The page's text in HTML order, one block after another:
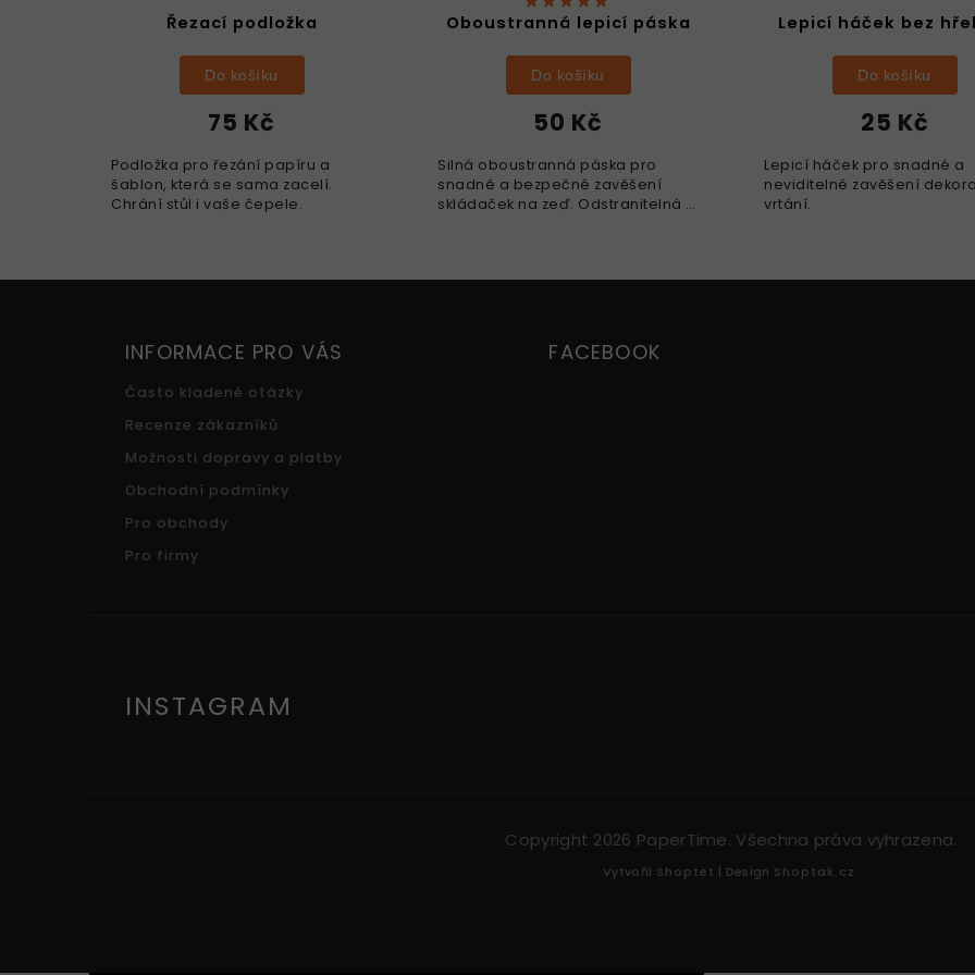
Řezací podložka
75 Kč
Do košíku
Podložka pro řezání papíru a
šablon, která se sama zacelí.
Chrání stůl i vaše čepele.
Oboustranná lepicí páska
50 Kč
Do košíku
Silná oboustranná páska pro
snadné a bezpečné zavěšení
skládaček na zeď. Odstranitelná a
Lepicí háček bez
25 Kč
Do košíku
Lepicí háček pro snadné a
neviditelné zavěšení
vrtání.
INFORMACE PRO VÁS
Často kladené otázky
Recenze zákazníků
Možnosti dopravy a platby
Obchodní podmínky
Pro obchody
Pro firmy
FACEBOOK
INSTAGRAM
Copyright 2026 PaperTime. Všechna práva vyhrazena.
Vytvořil Shoptet | Design Shoptak.cz.